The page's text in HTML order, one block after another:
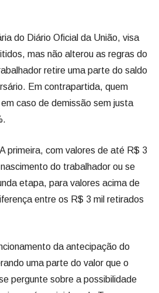
do Diário Oficial da União, visa
mas não alterou as regras do
retire uma parte do saldo
Em contrapartida, quem
caso de demissão sem justa
primeira, com valores de até R$ 3
do trabalhador ou se
etapa, para valores acima de
entre os R$ 3 mil retirados
da antecipação do
uma parte do valor que o
pergunte sobre a possibilidade